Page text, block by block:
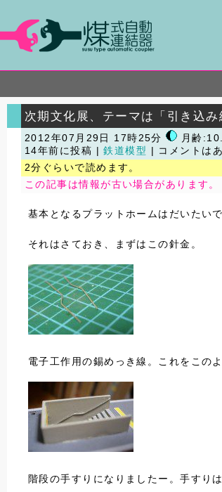
次期文化展、テーマは「引き込
2012年07月29日 17時25分 月齢
14年前に投稿 |鉄道模型
| コメントは
2分ぐらいで読めます。
この記事は情報が古い場合があります。
基本となるプラットホームはだいたい
それはさておき、まずはこの針金。
電子工作用の錫めっき線。これをこの
階段の手すりになりましたー。手すり